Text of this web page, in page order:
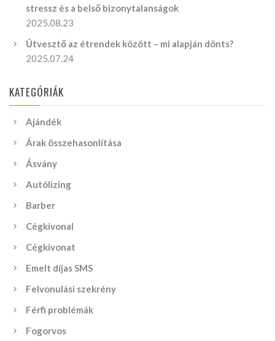
stressz és a belső bizonytalanságok
2025.08.23
Útvesztő az étrendek között – mi alapján dönts?
2025.07.24
KATEGÓRIÁK
Ajándék
Árak összehasonlítása
Ásvány
Autólízing
Barber
Cégkivonal
Cégkivonat
Emelt díjas SMS
Felvonulási szekrény
Férfi problémák
Fogorvos